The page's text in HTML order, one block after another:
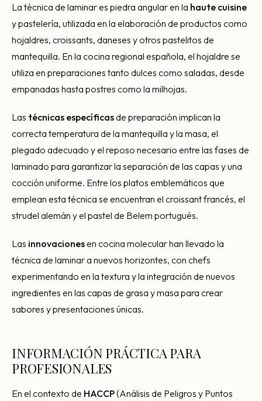
La técnica de laminar es piedra angular en la haute cuisine
y pastelería, utilizada en la elaboración de productos como
hojaldres, croissants, daneses y otros pastelitos de
mantequilla. En la cocina regional española, el hojaldre se
utiliza en preparaciones tanto dulces como saladas, desde
empanadas hasta postres como la milhojas.
Las técnicas específicasde preparación implican la
correcta temperatura de la mantequilla y la masa, el
plegado adecuado y el reposo necesario entre las fases de
laminado para garantizar la separación de las capas y una
cocción uniforme. Entre los platos emblemáticos que
emplean esta técnica se encuentran el croissant francés, el
strudel alemán y el pastel de Belem portugués.
Las innovacionesen cocina molecular han llevado la
técnica de laminar a nuevos horizontes, con chefs
experimentando en la textura y la integración de nuevos
ingredientes en las capas de grasa y masa para crear
sabores y presentaciones únicas.
INFORMACIÓN PRÁCTICA PARA
PROFESIONALES
En el contexto de HACCP(Análisis de Peligros y Puntos